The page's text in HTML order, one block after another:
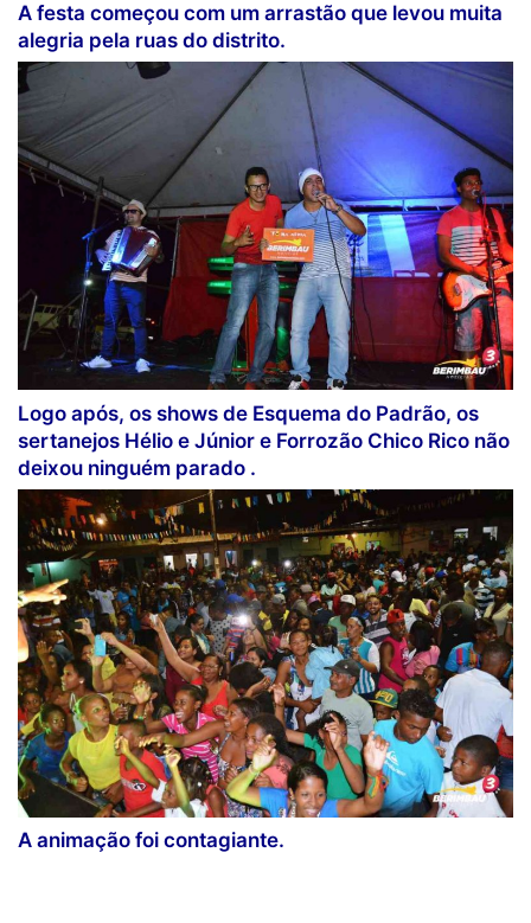
A festa começou com um arrastão que levou muita
alegria pela ruas do distrito.
Logo após, os shows de Esquema do Padrão, os
sertanejos Hélio e Júnior e Forrozão Chico Rico não
deixou ninguém parado .
A animação foi contagiante.